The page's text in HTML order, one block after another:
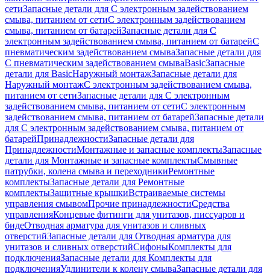
сетиЗапасные детали для С электронным задействованием
смыва, питанием от сетиС электронным задействованием
смыва, питанием от батарейЗапасные детали для С
электронным задействованием смыва, питанием от батарейС
пневматическим задействованием смываЗапасные детали для
С пневматическим задействованием смываBasicЗапасные
детали для BasicНаружный монтажЗапасные детали для
Наружный монтажС электронным задействованием смыва,
питанием от сетиЗапасные детали для С электронным
задействованием смыва, питанием от сетиС электронным
задействованием смыва, питанием от батарейЗапасные детали
для С электронным задействованием смыва, питанием от
батарейПринадлежностиЗапасные детали для
ПринадлежностиМонтажные и запасные комплектыЗапасные
детали для Монтажные и запасные комплектыСмывные
патрубки, колена смыва и переходникиРемонтные
комплектыЗапасные детали для Ремонтные
комплектыЗащитные крышкиВстраиваемые системы
управления смывомПрочие принадлежностиСредства
управленияКонцевые фитинги для унитазов, писсуаров и
бидеОтводная арматура для унитазов и сливных
отверстийЗапасные детали для Отводная арматура для
унитазов и сливных отверстийСифоныКомплекты для
подключенияЗапасные детали для Комплекты для
подключенияУдлинители к колену смываЗапасные детали для